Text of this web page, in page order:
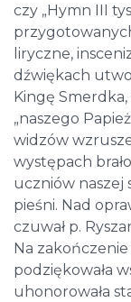
czy „Hymn III
liryczne,
dźwiękach
Kingę
„naszego
widzów
występach
uczniów naszej
pieśni. Nad
czuwał p.
Na
podziękowała
uhonorowała